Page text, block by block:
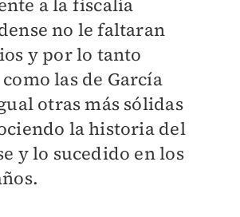
a la fiscalía
no le faltaran
y por lo tanto
las de García
otras más sólidas
la historia del
y lo sucedido en los